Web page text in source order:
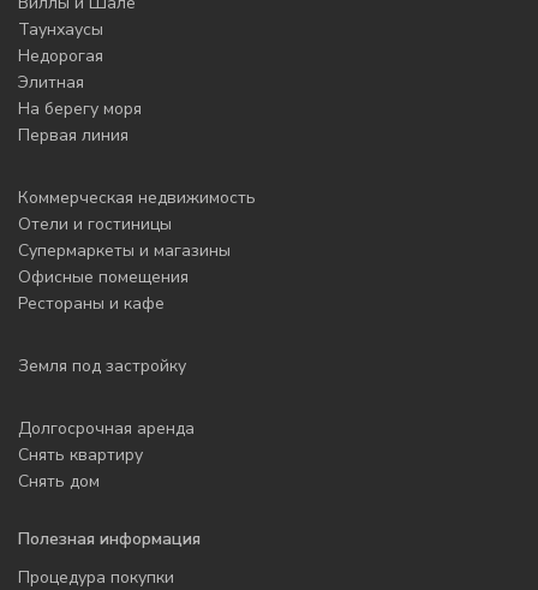
Таунхаусы
Недорогая
Элитная
На берегу моря
Первая линия
Коммерческая недвижимость
Отели и гостиницы
Супермаркеты и магазины
Офисные помещения
Рестораны и кафе
Земля под застройку
Долгосрочная аренда
Снять квартиру
Снять дом
Полезная информация
Процедура покупки